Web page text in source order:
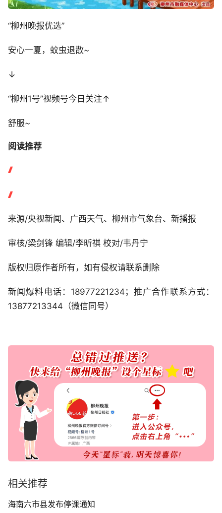
“柳州晚报优选”
安心一夏，蚊虫退散~
↓
“柳州1号”视频号今日关注↑
舒服~
阅读推荐
来源/央视新闻、广西天气、柳州市气象台、新播报
审核/梁剑锋 编辑/李昕祺 校对/韦丹宁
版权归原作者所有，如有侵权请联系删除
新闻爆料电话：18977221234；推广合作联系方式：
13877213344（微信同号）
相关推荐
海南六市县发布停课通知